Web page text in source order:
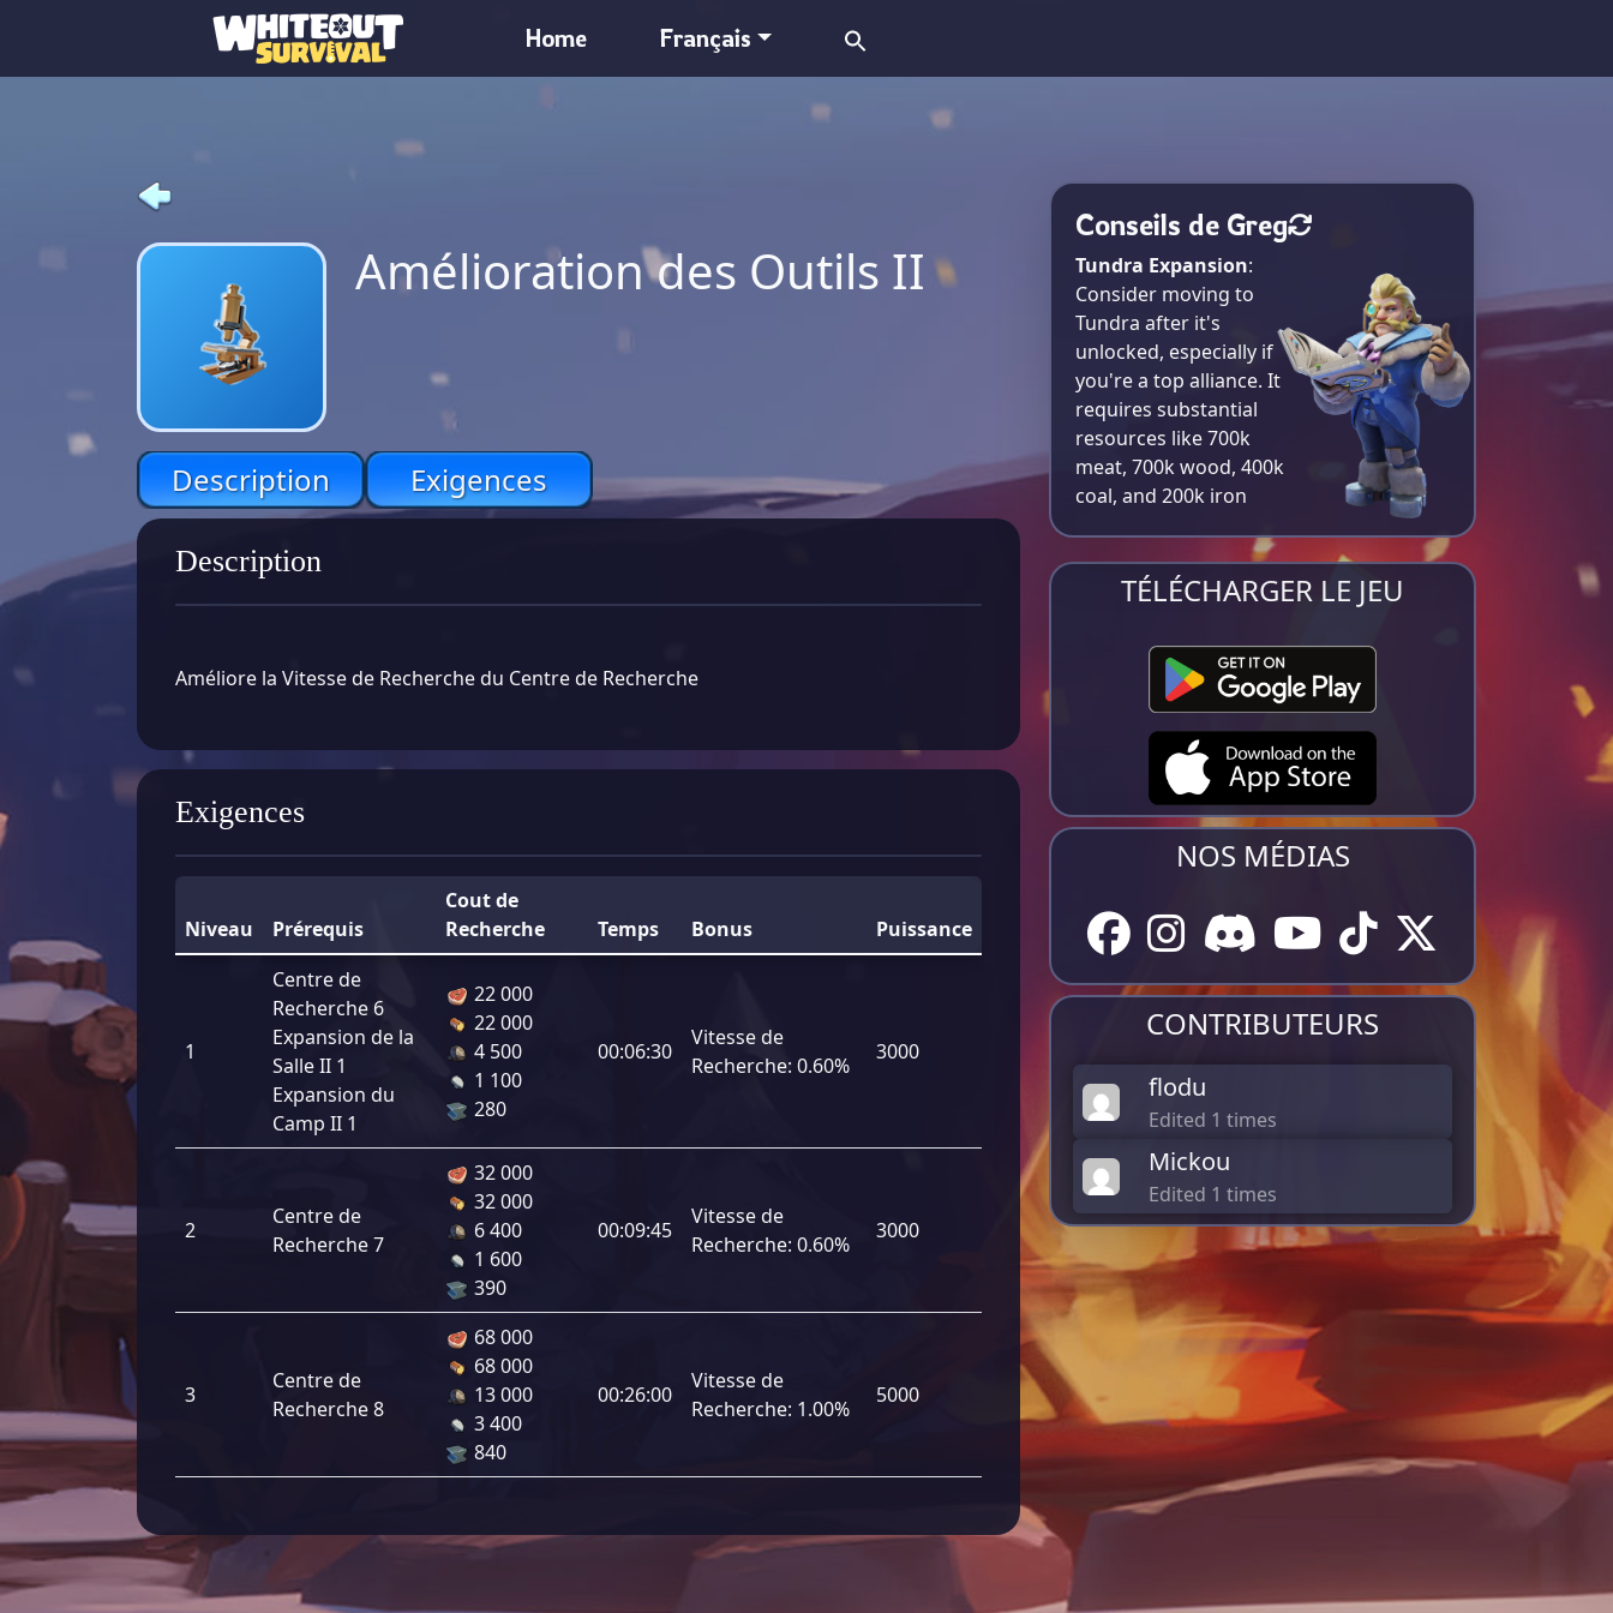
Home Français
Amélioration des Outils II
Description Exigences
Description
Améliore la Vitesse de Recherche du Centre de Recherche
Exigences
Niveau Prérequis
Cout de
Recherche
Temps Bonus Puissance
1
Centre de
Recherche 6
Expansion de la
Salle II 1
Expansion du
Camp II 1
22 000
22 000
4 500
1 100
280
00:06:30
Vitesse de
Recherche: 0.60%
3000
2
Centre de
Recherche 7
32 000
32 000
6 400
1 600
390
00:09:45
Vitesse de
Recherche: 0.60%
3000
3
Centre de
Recherche 8
68 000
68 000
13 000
3 400
840
00:26:00
Vitesse de
Recherche: 1.00%
5000
Conseils de Greg
Tundra Expansion:
Consider moving to
Tundra after it's
unlocked, especially if
you're a top alliance. It
requires substantial
resources like 700k
meat, 700k wood, 400k
coal, and 200k iron​
TÉLÉCHARGER LE JEU
NOS MÉDIAS
CONTRIBUTEURS
flodu
Edited 1 times
Mickou
Edited 1 times